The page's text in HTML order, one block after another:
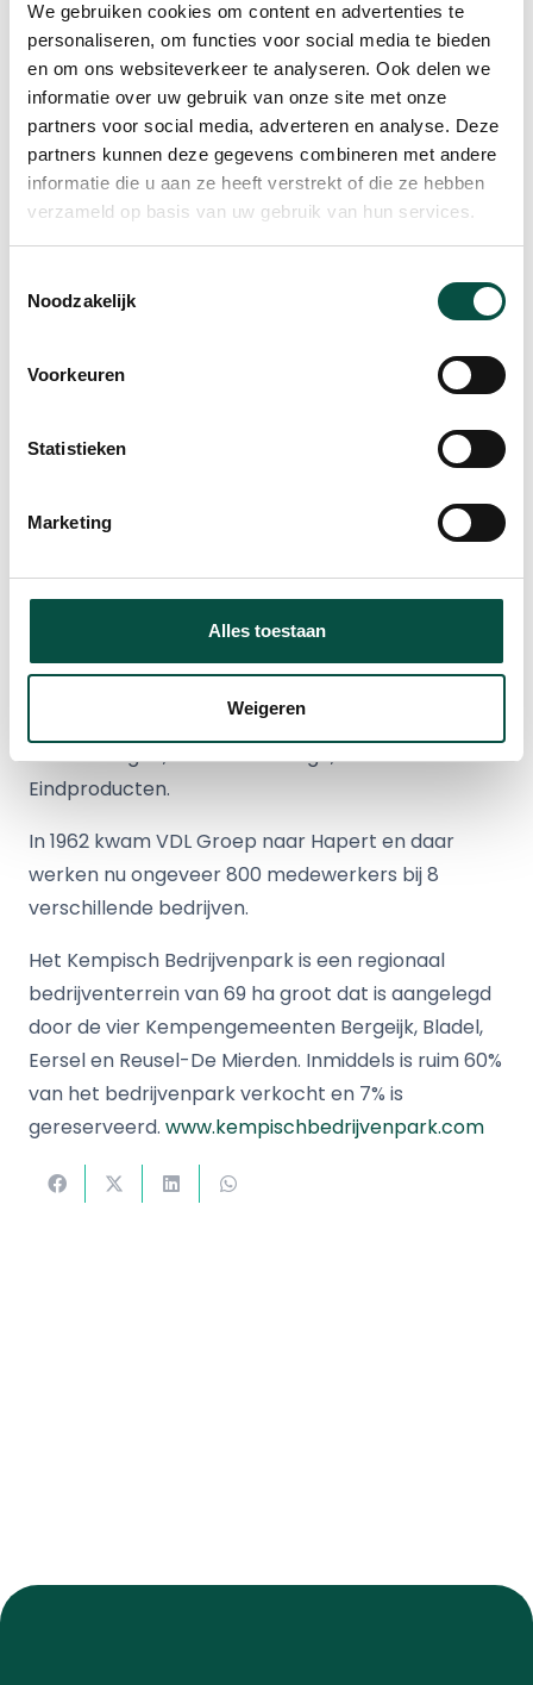
We gebruiken cookies om content en advertenties te
personaliseren, om functies voor social media te bieden
en om ons websiteverkeer te analyseren. Ook delen we
informatie over uw gebruik van onze site met onze
partners voor social media, adverteren en analyse. Deze
partners kunnen deze gegevens combineren met andere
informatie die u aan ze heeft verstrekt of die ze hebben
verzameld op basis van uw gebruik van hun services.
Noodzakelijk
Voorkeuren
Statistieken
Marketing
Alles toestaan
Weigeren
bedrijven. Naast VDL Fibertech Industries gaat een
van onze bedrijven zich vestigen op het KBP. VDL
blijft ook komende jaren flink investeren in
huisvesting en uitbreiding. Deze aankoop is daar
een onderdeel van. We bouwen graag op het KBP,
het is een mooi terrein en daarnaast liggen onze
wortels in de Kempen”.
betekenis voor de regionale economie en de
blij met verkoop van een tweede kavel aan VDL.
positief voor de Kempen. VDL is een bedrijf dat is
ontstaan en gegroeid in de Kempen; daar is het
KBP voor bedoeld. Het gaat goed met het KBP en
de uitgifte van de kavels loopt in een prettig
VDL Groep is een internationaal industrieel
familiebedrijf met 104 bedrijven, verspreid over 20
VDL-bedrijven zijn onderverdeeld in de vier divisies:
Toeleveringen, Autoassemblage, Bussen en
Eindproducten.
In 1962 kwam VDL Groep naar Hapert en daar
werken nu ongeveer 800 medewerkers bij 8
verschillende bedrijven.
Het Kempisch Bedrijvenpark is een regionaal
bedrijventerrein van 69 ha groot dat is aangelegd
door de vier Kempengemeenten Bergeijk, Bladel,
Eersel en Reusel-De Mierden. Inmiddels is ruim 60%
van het bedrijvenpark verkocht en 7% is
gereserveerd. www.kempischbedrijvenpark.com